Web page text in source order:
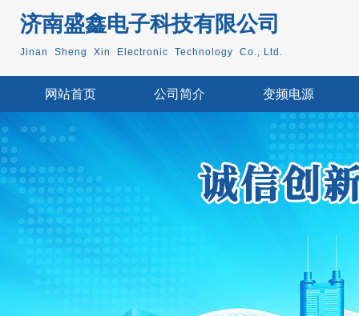
济南盛鑫电子科技有限公司
Jinan Sheng Xin Electronic Technology Co., Ltd.
网站首页 公司简介 变频电源